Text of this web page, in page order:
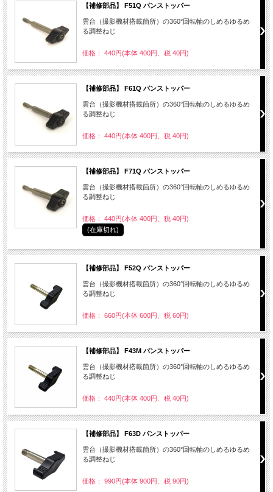
【補修部品】 F51Q パンストッパー
雲台（撮影機材搭載箇所）の360°回転軸のしめるゆるめ
る調整ねじ
価格： 440円(本体 400円、税 40円)
【補修部品】 F61Q パンストッパー
雲台（撮影機材搭載箇所）の360°回転軸のしめるゆるめ
る調整ねじ
価格： 440円(本体 400円、税 40円)
【補修部品】 F71Q パンストッパー
雲台（撮影機材搭載箇所）の360°回転軸のしめるゆるめ
る調整ねじ
価格： 440円(本体 400円、税 40円)
(在庫切れ)
【補修部品】 F52Q パンストッパー
雲台（撮影機材搭載箇所）の360°回転軸のしめるゆるめ
る調整ねじ
価格： 660円(本体 600円、税 60円)
【補修部品】 F43M パンストッパー
雲台（撮影機材搭載箇所）の360°回転軸のしめるゆるめ
る調整ねじ
価格： 440円(本体 400円、税 40円)
【補修部品】 F63D パンストッパー
雲台（撮影機材搭載箇所）の360°回転軸のしめるゆるめ
る調整ねじ
価格： 990円(本体 900円、税 90円)